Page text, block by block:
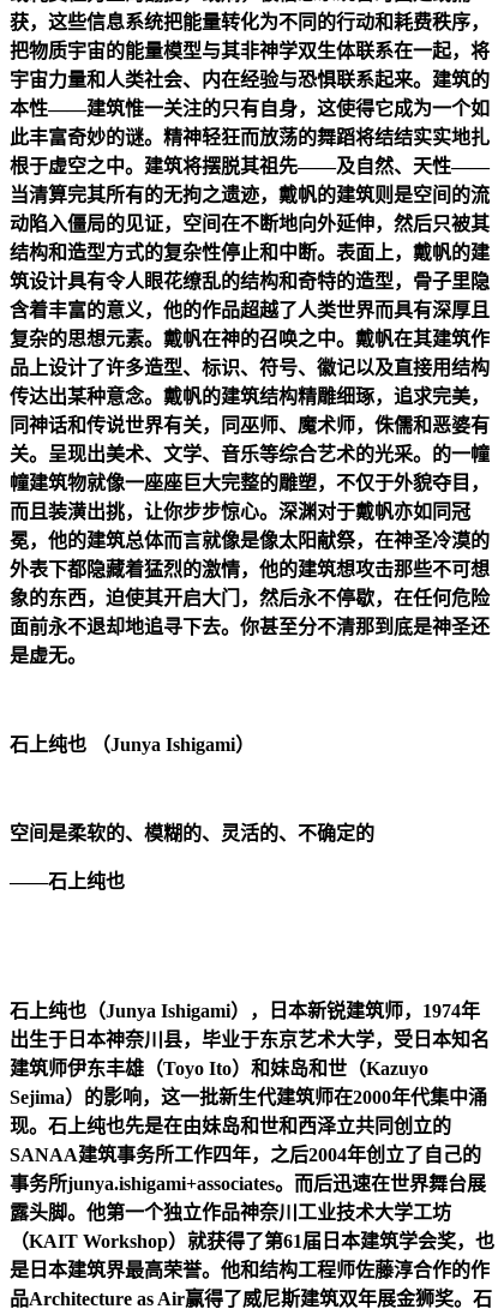
获，这些信息系统把能量转化为不同的行动和耗费秩序，
把物质宇宙的能量模型与其非神学双生体联系在一起，将
宇宙力量和人类社会、内在经验与恐惧联系起来。建筑的
本性——建筑惟一关注的只有自身，这使得它成为一个如
此丰富奇妙的谜。精神轻狂而放荡的舞蹈将结结实实地扎
根于虚空之中。建筑将摆脱其祖先——及自然、天性——
当清算完其所有的无拘之遗迹，戴帆的建筑则是空间的流
动陷入僵局的见证，空间在不断地向外延伸，然后只被其
结构和造型方式的复杂性停止和中断。表面上，戴帆的建
筑设计具有令人眼花缭乱的结构和奇特的造型，骨子里隐
含着丰富的意义，他的作品超越了人类世界而具有深厚且
复杂的思想元素。戴帆在神的召唤之中。戴帆在其建筑作
品上设计了许多造型、标识、符号、徽记以及直接用结构
传达出某种意念。戴帆的建筑结构精雕细琢，追求完美，
同神话和传说世界有关，同巫师、魔术师，侏儒和恶婆有
关。呈现出美术、文学、音乐等综合艺术的光采。的一幢
幢建筑物就像一座座巨大完整的雕塑，不仅于外貌夺目，
而且装潢出挑，让你步步惊心。深渊对于戴帆亦如同冠
冕，他的建筑总体而言就像是像太阳献祭，在神圣冷漠的
外表下都隐藏着猛烈的激情，他的建筑想攻击那些不可想
象的东西，迫使其开启大门，然后永不停歇，在任何危险
面前永不退却地追寻下去。你甚至分不清那到底是神圣还
是虚无。
石上纯也 （Junya Ishigami）
空间是柔软的、模糊的、灵活的、不确定的
——石上纯也
石上纯也（Junya Ishigami），日本新锐建筑师，1974年
出生于日本神奈川县，毕业于东京艺术大学，受日本知名
建筑师伊东丰雄（Toyo Ito）和妹岛和世（Kazuyo
Sejima）的影响，这一批新生代建筑师在2000年代集中涌
现。石上纯也先是在由妹岛和世和西泽立共同创立的
SANAA建筑事务所工作四年，之后2004年创立了自己的
事务所junya.ishigami+associates。而后迅速在世界舞台展
露头脚。他第一个独立作品神奈川工业技术大学工坊
（KAIT Workshop）就获得了第61届日本建筑学会奖，也
是日本建筑界最高荣誉。他和结构工程师佐藤淳合作的作
品Architecture as Air赢得了威尼斯建筑双年展金狮奖。石